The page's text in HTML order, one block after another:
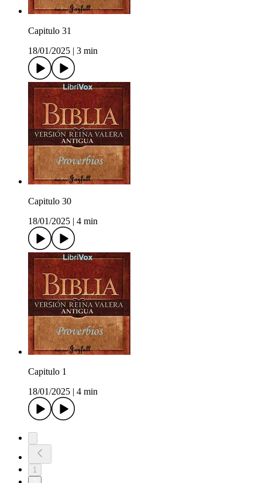
Capitulo 31
18/01/2025
3 min
Capitulo 30
18/01/2025
4 min
Capitulo 1
18/01/2025
4 min
1